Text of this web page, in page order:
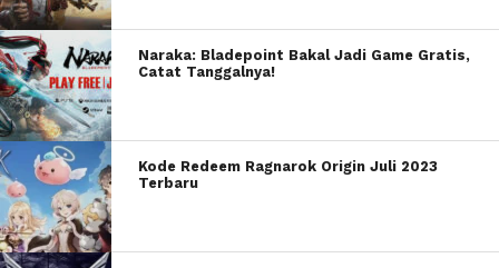
Naraka: Bladepoint Bakal Jadi Game Gratis,
Catat Tanggalnya!
Kode Redeem Ragnarok Origin Juli 2023
Terbaru